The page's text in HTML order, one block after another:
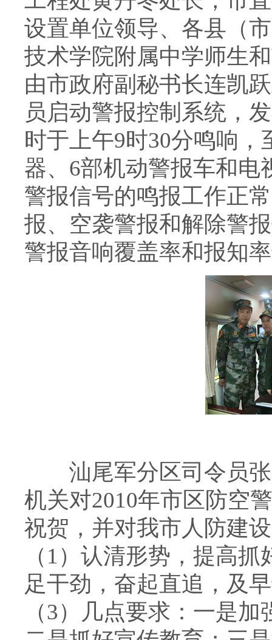
设置单位领导、各县（
技术学院附属中学师生
由市政府副秘书长连凯
员启动警报控制系统，
时于上午9时30分鸣响，
器、6部机动警报车和电
警报信号的鸣报工作正
报、空袭警报和解除警
警报音响覆盖率和报知
汕尾军分区司令员张
机关对2010年市区防空
祝贺，并对我市人防建
（1）认清形势，提高
足干劲，奋起直追，及
（3）几点要求：一是